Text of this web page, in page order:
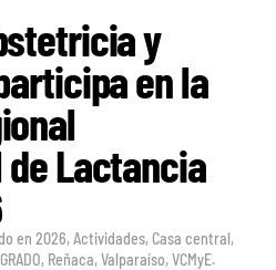
y
en la
Lactancia
en 2026,Actividades,Casa central,
, Reñaca,Valparaíso,VCMyE.